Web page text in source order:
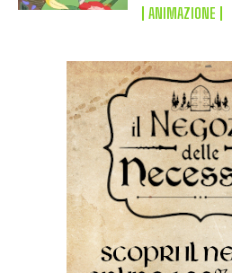
ANIMAZIONE